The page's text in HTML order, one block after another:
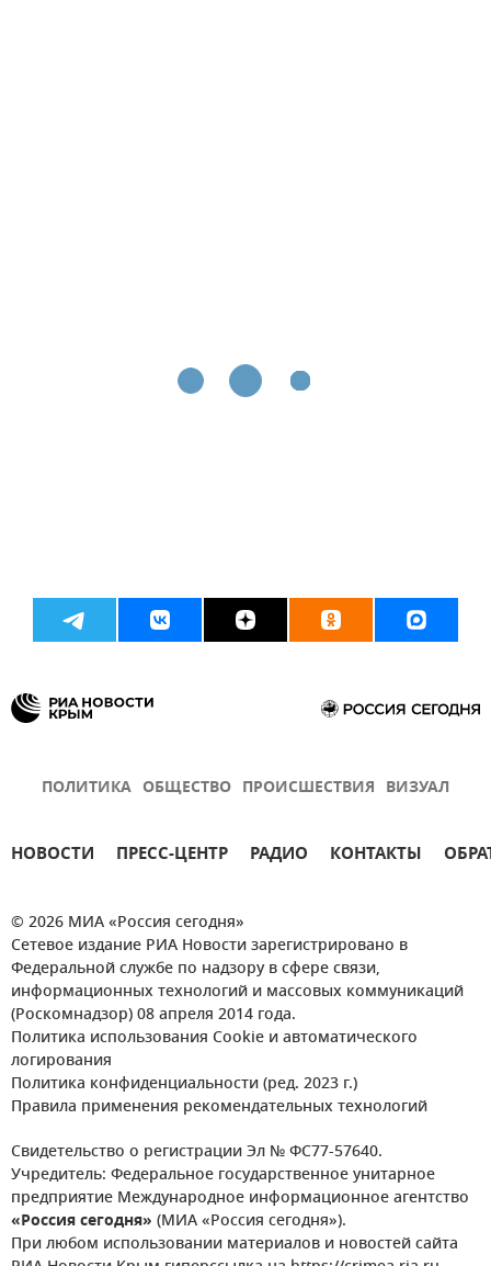
ПОЛИТИКА ОБЩЕСТВО ПРОИСШЕСТВИЯ ВИЗУАЛ
НОВОСТИ ПРЕСС-ЦЕНТР РАДИО КОНТАКТЫ
© 2026 МИА «Россия сегодня»
Сетевое издание РИА Новости зарегистрировано в
Федеральной службе по надзору в сфере связи,
информационных технологий и массовых коммуникаций
(Роскомнадзор) 08 апреля 2014 года.
Политика использования Cookie и автоматического
логирования
Политика конфиденциальности (ред. 2023 г.)
Правила применения рекомендательных технологий
Свидетельство о регистрации Эл № ФС77-57640.
Учредитель: Федеральное государственное унитарное
предприятие Международное информационное агентство
«Россия сегодня» (МИА «Россия сегодня»).
При любом использовании материалов и новостей сайта